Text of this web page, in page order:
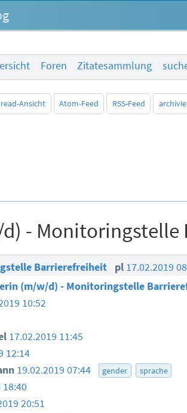
Foren Zitatesammlung
Ansicht Atom-Feed RSS-Feed
-
Barrierefreiheit pl 17.02.2019
(m/w/d) - Monitoringstelle
10:52
17.02.2019 11:45
12:14
19.02.2019 07:44 gender sprache
18:40
20:51